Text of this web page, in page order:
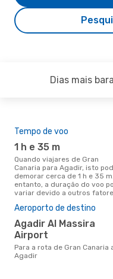
Dias mais
Tempo de voo
1 h e 35 m
Quando viajares de Gran
Canaria para Agadir, isto
demorar cerca de 1 h e 35
entanto, a duração do voo
variar devido a outros
Aeroporto de destino
Agadir Al Massira
Airport
Para a rota de Gran Canaria a
Agadir